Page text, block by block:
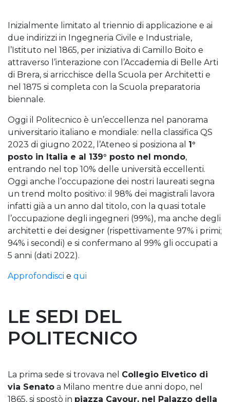
Inizialmente limitato al triennio di applicazione e ai
due indirizzi in Ingegneria Civile e Industriale,
l’Istituto nel 1865, per iniziativa di Camillo Boito e
attraverso l’interazione con l’Accademia di Belle Arti
di Brera, si arricchisce della Scuola per Architetti e
nel 1875 si completa con la Scuola preparatoria
biennale.
Oggi il Politecnico è un’eccellenza nel panorama
universitario italiano e mondiale: nella classifica QS
2023 di giugno 2022, l’Ateneo si posiziona al 1°
posto in Italia e al 139° posto nel mondo,
entrando nel top 10% delle università eccellenti.
Oggi anche l’occupazione dei nostri laureati segna
un trend molto positivo: il 98% dei magistrali lavora
infatti già a un anno dal titolo, con la quasi totale
l’occupazione degli ingegneri (99%), ma anche degli
architetti e dei designer (rispettivamente 97% i primi;
94% i secondi) e si confermano al 99% gli occupati a
5 anni (dati 2022).
Approfondisci e qui
LE SEDI DEL
POLITECNICO
La prima sede si trovava nel Collegio Elvetico di
via Senato a Milano mentre due anni dopo, nel
1865, si spostò in piazza Cavour, nel Palazzo della